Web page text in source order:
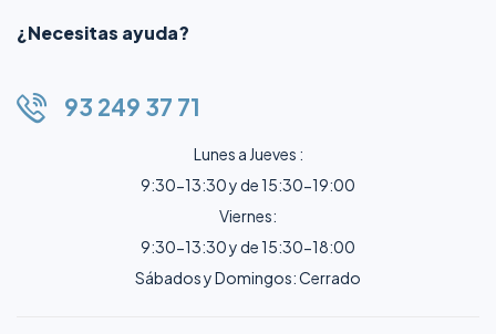
¿Necesitas ayuda?
93 249 37 71
Lunes a Jueves :
9:30-13:30 y de 15:30-19:00
Viernes:
9:30-13:30 y de 15:30-18:00
Sábados y Domingos: Cerrado